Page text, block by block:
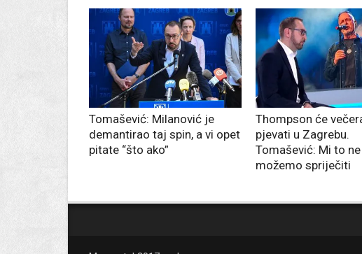
Tomašević: Milanović je
demantirao taj spin, a vi opet
pitate “što ako”
Thompson će
pjevati u Zagrebu.
Tomašević: Mi to ne
možemo spriječiti